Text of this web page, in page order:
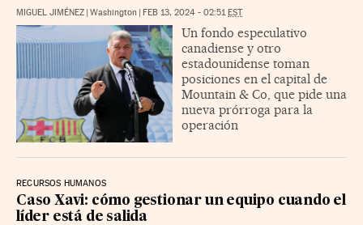
MIGUEL JIMÉNEZ | Washington | FEB 13, 2024 - 02:51EST
Un fondo especulativo
canadiense y otro
estadounidense toman
posiciones en el capital de
Mountain & Co, que pide una
nueva prórroga para la
operación
RECURSOS HUMANOS
Caso Xavi: cómo gestionar un equipo cuando el
líder está de salida